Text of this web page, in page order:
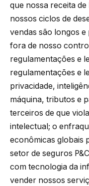
que nossa receita
nossos ciclos de
vendas são longos
fora de nosso
regulamentações e
regulamentações e
privacidade,
máquina, tributos e
terceiros de que
intelectual; o
econômicas globais
setor de seguros
com tecnologia da
vender nossos